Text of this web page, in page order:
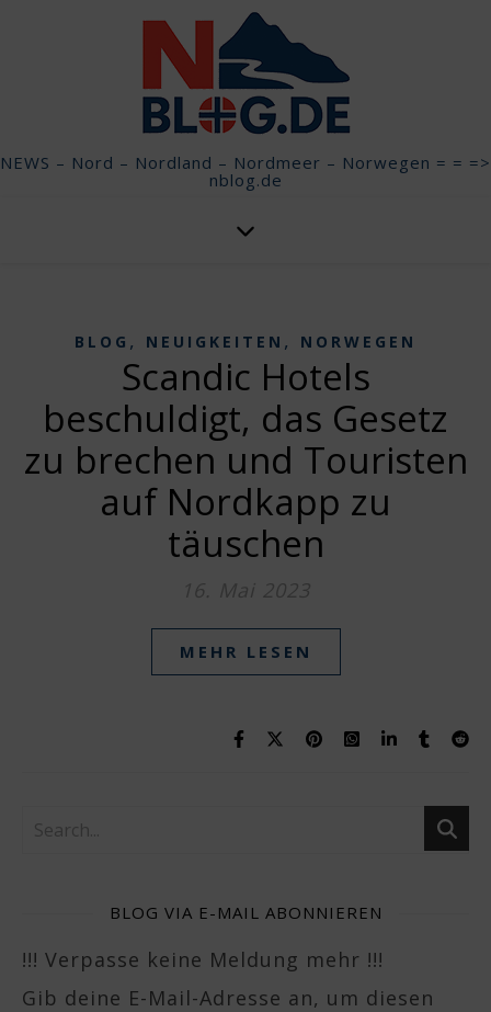
NEWS – Nord – Nordland – Nordmeer – Norwegen = = =>
nblog.de
BLOG , NEUIGKEITEN , NORWEGEN
Scandic Hotels
beschuldigt, das Gesetz
zu brechen und Touristen
auf Nordkapp zu
täuschen
16. Mai 2023
MEHR LESEN
BLOG VIA E-MAIL ABONNIEREN
!!! Verpasse keine Meldung mehr !!!
Gib deine E-Mail-Adresse an, um diesen